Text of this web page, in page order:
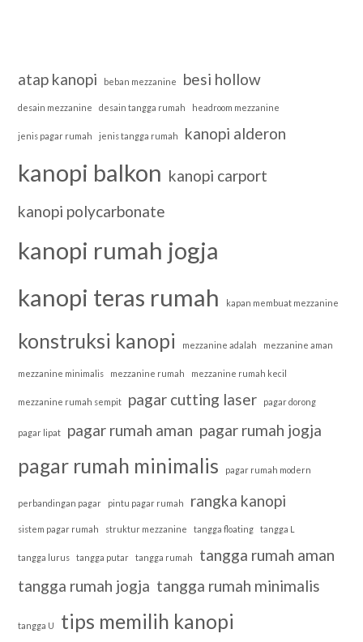
atap kanopi beban mezzanine besi hollow
desain mezzanine desain tangga rumah headroom mezzanine
jenis pagar rumah jenis tangga rumah kanopi alderon
kanopi balkon kanopi carport
kanopi polycarbonate
kanopi rumah jogja
kanopi teras rumah
kapan membuat mezzanine
konstruksi kanopi mezzanine adalah mezzanine aman
mezzanine minimalis mezzanine rumah mezzanine rumah kecil
mezzanine rumah sempit pagar cutting laser pagar dorong
pagar lipat pagar rumah aman pagar rumah jogja
pagar rumah minimalis pagar rumah modern
perbandingan pagar pintu pagar rumah rangka kanopi
sistem pagar rumah struktur mezzanine tangga floating tangga L
tangga lurus tangga putar tangga rumah
tangga rumah aman
tangga rumah jogja tangga rumah minimalis
tangga U tips memilih kanopi